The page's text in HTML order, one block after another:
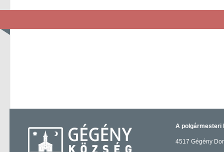
A polgármesteri
4517 Gégény